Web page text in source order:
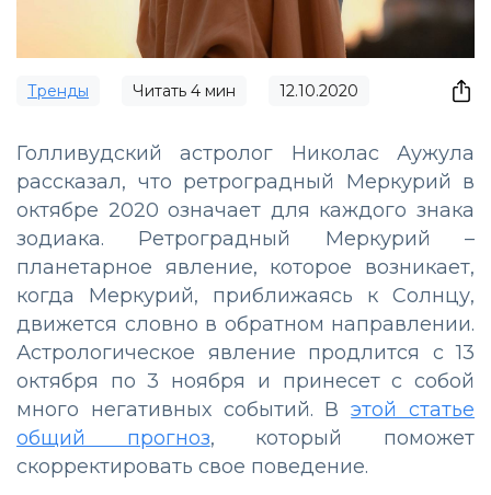
Тренды Читать 4 мин 12.10.2020
Голливудский астролог Николас Аужула
рассказал, что ретроградный Меркурий в
октябре 2020 означает для каждого знака
зодиака. Ретроградный Меркурий –
планетарное явление, которое возникает,
когда Меркурий, приближаясь к Солнцу,
движется словно в обратном направлении.
Астрологическое явление продлится с 13
октября по 3 ноября и принесет с собой
много негативных событий. Вэтой статье
общий прогноз, который поможет
скорректировать свое поведение.